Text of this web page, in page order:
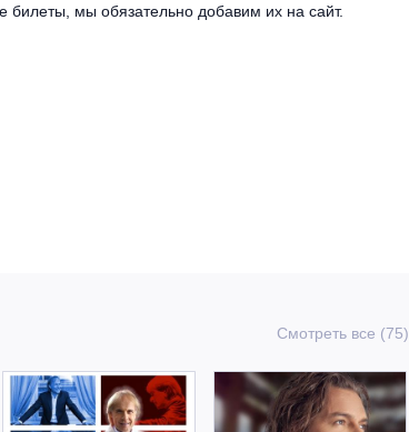
билеты, мы обязательно добавим их на сайт.
Смотреть все (75)